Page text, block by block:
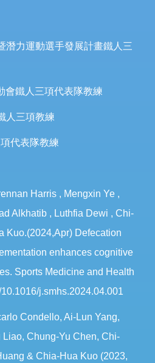
潛力運動選手發展計畫鐵人三
會鐵人三項代表隊教練
人三項教練
代表隊教練
Harris , Mengxin Ye ,
Alkhatib , Luthfia Dewi , Chi-
Kuo.(2024,Apr) Defecation
enhances cognitive
Sports Medicine and Health
j.smhs.2024.04.001
Condello, Ai-Lun Yang,
Chung-Yu Chen, Chi-
& Chia-Hua Kuo (2023,